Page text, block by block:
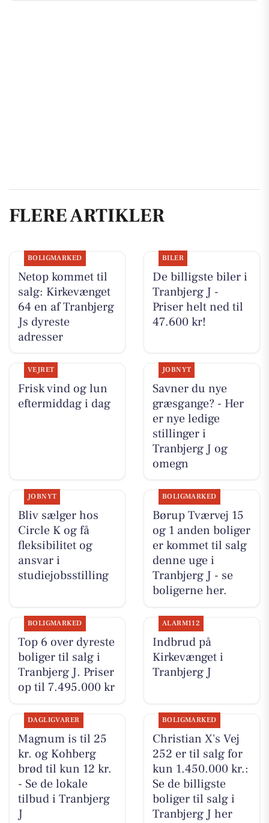
FLERE ARTIKLER
BOLIGMARKED
Netop kommet til
salg: Kirkevænget
64 en af Tranbjerg
Js dyreste
adresser
BILER
De billigste biler i
Tranbjerg J -
Priser helt ned til
47.600 kr!
VEJRET
Frisk vind og lun
eftermiddag i dag
JOBNYT
Savner du nye
græsgange? - Her
er nye ledige
stillinger i
Tranbjerg J og
omegn
JOBNYT
Bliv sælger hos
Circle K og få
fleksibilitet og
ansvar i
studiejobsstilling
BOLIGMARKED
Børup Tværvej 15
og 1 anden boliger
er kommet til salg
denne uge i
Tranbjerg J - se
boligerne her.
BOLIGMARKED
Top 6 over dyreste
boliger til salg i
Tranbjerg J. Priser
op til 7.495.000 kr
ALARM112
Indbrud på
Kirkevænget i
Tranbjerg J
DAGLIGVARER
Magnum is til 25
kr. og Kohberg
brød til kun 12 kr.
- Se de lokale
tilbud i Tranbjerg
J
BOLIGMARKED
Christian X's Vej
252 er til salg for
kun 1.450.000 kr.:
Se de billigste
boliger til salg i
Tranbjerg J her